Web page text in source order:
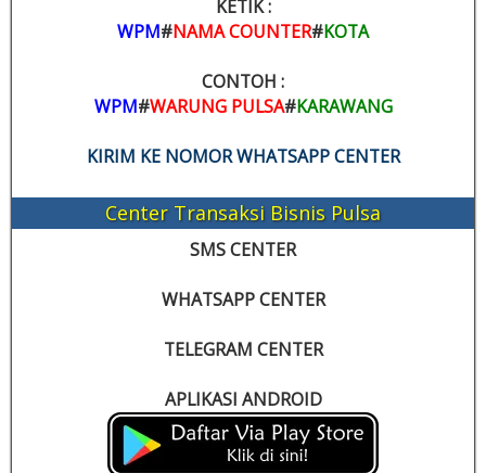
KETIK :
WPM#NAMA COUNTER#KOTA
CONTOH :
WPM#WARUNG PULSA#KARAWANG
KIRIM KE NOMOR WHATSAPP CENTER
Center Transaksi Bisnis Pulsa
SMS CENTER
WHATSAPP CENTER
TELEGRAM CENTER
APLIKASI ANDROID